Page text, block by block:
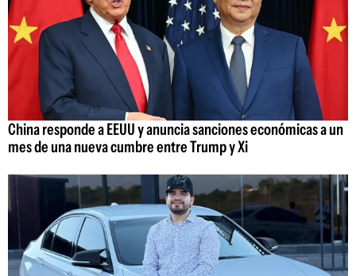
China responde a EEUU y anuncia sanciones económicas a un
mes de una nueva cumbre entre Trump y Xi